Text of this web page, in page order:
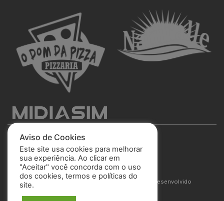
São José Esporte Clube
© 2025 Todos os direitos reservados. Site desenvolvido
Aviso de Cookies
Este site usa cookies para melhorar
sua experiência. Ao clicar em
"Aceitar" você concorda com o uso
dos cookies, termos e políticas do
site.